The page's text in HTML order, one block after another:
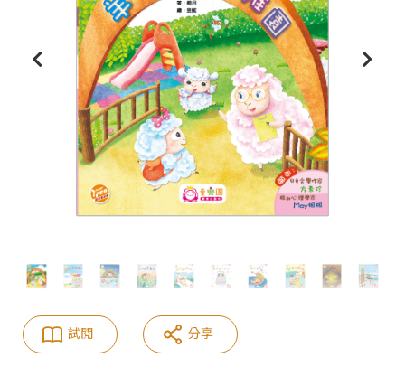
試閱 分享